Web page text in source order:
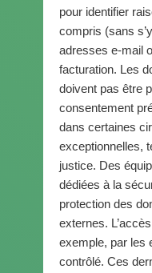
pour identifier
compris (sans
adresses e-mail
facturation. Les
doivent pas être
consentement
dans certaines
exceptionnelles,
justice. Des
dédiées à la
protection des
externes.
exemple, par les
contrôlé. Ces